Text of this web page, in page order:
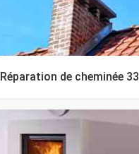
Réparation de cheminée 33